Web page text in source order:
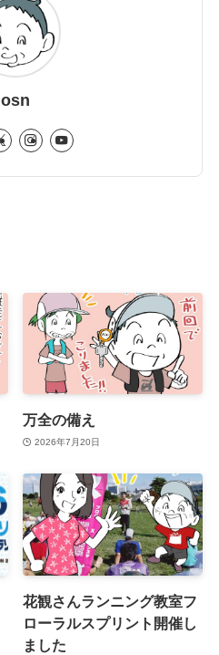
osn
万全の備え
2026年7月20日
花観さんランニング教室フ
ローラルスプリント開催し
ました